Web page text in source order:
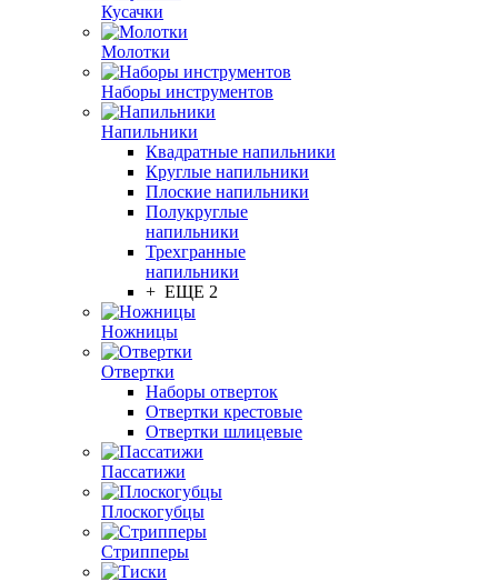
Кусачки
Молотки
Наборы инструментов
Напильники
Квадратные напильники
Круглые напильники
Плоские напильники
Полукруглые
напильники
Трехгранные
напильники
+ ЕЩЕ 2
Ножницы
Отвертки
Наборы отверток
Отвертки крестовые
Отвертки шлицевые
Пассатижи
Плоскогубцы
Стрипперы